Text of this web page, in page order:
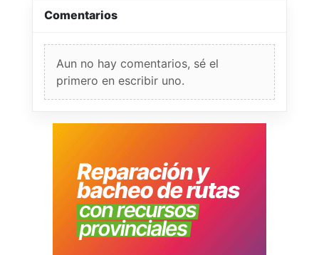
Comentarios
Aun no hay comentarios, sé el
primero en escribir uno.